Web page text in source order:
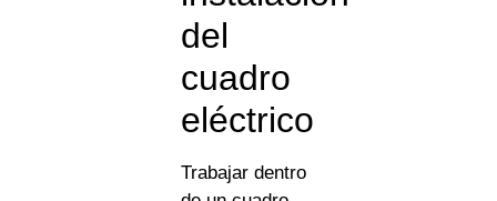
del
cuadro
eléctrico
Trabajar dentro